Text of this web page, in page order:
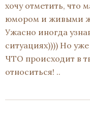
хочу отметить, что
юмором и живыми
Ужасно иногда
ситуациях)))) Но
ЧТО происходит в
относиться! ..